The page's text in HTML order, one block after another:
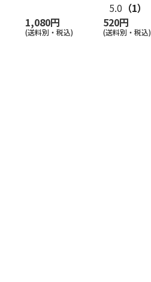
1,080円
(送料別・税込)
5.0 （1）
520円
(送料別・税込)